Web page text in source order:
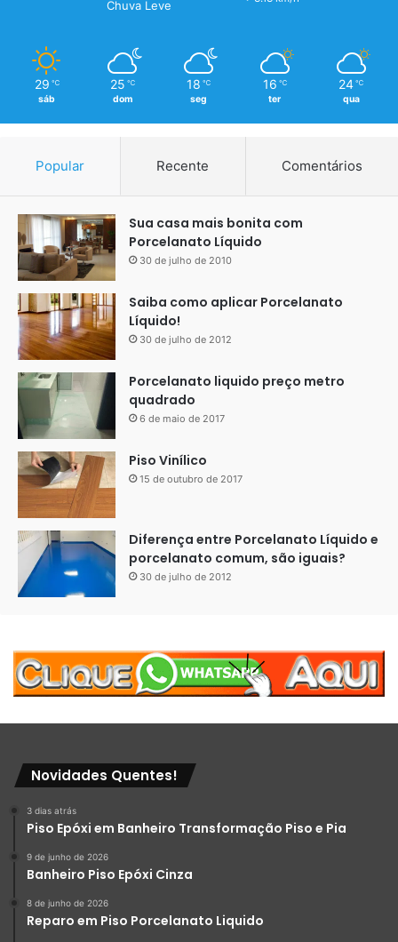
Necessidade de Profissionalismo:
garantir um resultado satisfatório, portanto, pode ser
necessário contratar um profissional qualificado.
Limpeza e Manutenção
resina epóxi no banheiro. Aqui estão algumas dicas úteis:
Limpe o piso regularmente com um pano úmido ou
mop com detergente neutro.
Evite o uso de produtos de limpeza abrasivos, pois
eles podem danificar a camada de resina.
Proteja o piso de resina de arranhões, utilizando
feltros nos pés dos móveis e evitando o contato
Chuva Leve
29 ℃
sáb
25 ℃
dom
18 ℃
seg
16 ℃
ter
24 ℃
qua
Popular Recente Comentários
Sua casa mais bonita com
Porcelanato Líquido
30 de julho de 2010
Saiba como aplicar Porcelanato
Líquido!
30 de julho de 2012
Porcelanato liquido preço metro
quadrado
6 de maio de 2017
Piso Vinílico
15 de outubro de 2017
Diferença entre Porcelanato Líquido e
porcelanato comum, são iguais?
30 de julho de 2012
Novidades Quentes!
3 dias atrás
Piso Epóxi em Banheiro Transformação Piso e Pia
9 de junho de 2026
Banheiro Piso Epóxi Cinza
8 de junho de 2026
Reparo em Piso Porcelanato Liquido